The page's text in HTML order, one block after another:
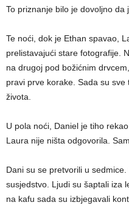
To priznanje bilo je dovoljno da
Te noći, dok je Ethan spavao,
prelistavajući stare fotografije.
na drugoj pod božićnim
pravi prve korake. Sada su
života.
U pola noći, Daniel je tiho
Laura nije ništa odgovorila.
Dani su se pretvorili u
susjedstvo. Ljudi su šaptali iza
na kafu sada su izbjegavali